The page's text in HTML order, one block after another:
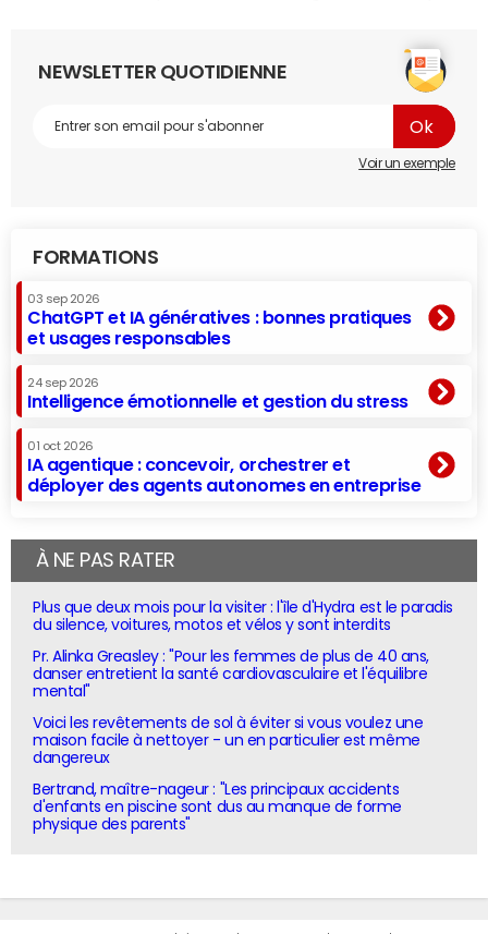
NEWSLETTER QUOTIDIENNE
Voir un exemple
FORMATIONS
03 sep 2026
ChatGPT et IA génératives : bonnes pratiques
et usages responsables
24 sep 2026
Intelligence émotionnelle et gestion du stress
01 oct 2026
IA agentique : concevoir, orchestrer et
déployer des agents autonomes en entreprise
À NE PAS RATER
Plus que deux mois pour la visiter : l'île d'Hydra est le paradis
du silence, voitures, motos et vélos y sont interdits
Pr. Alinka Greasley : "Pour les femmes de plus de 40 ans,
danser entretient la santé cardiovasculaire et l'équilibre
mental"
Voici les revêtements de sol à éviter si vous voulez une
maison facile à nettoyer - un en particulier est même
dangereux
Bertrand, maître-nageur : "Les principaux accidents
d'enfants en piscine sont dus au manque de forme
physique des parents"